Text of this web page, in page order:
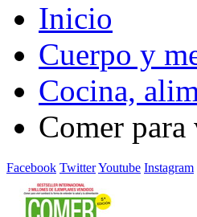
Inicio
Cuerpo y
Cocina,
Comer
Facebook TwitterYoutube Instagram